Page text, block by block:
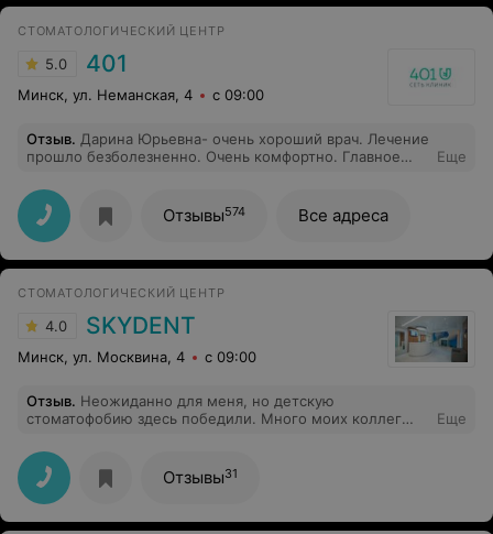
СТОМАТОЛОГИЧЕСКИЙ ЦЕНТР
5.0 401
Минск, ул. Неманская, 4 с 09:00
Отзыв. Дарина Юрьевна- очень хороший врач. Лечение
прошло безболезненно. Очень комфортно. Главное
Еще
Отзывы574 Все адреса
СТОМАТОЛОГИЧЕСКИЙ ЦЕНТР
4.0 SKYDENT
Минск, ул. Москвина, 4 с 09:00
Отзыв. Неожиданно для меня, но детскую
стоматофобию здесь победили. Много моих коллег
просто за уши притащили.... Я согласилась придти,
только с перспективой лечения под наркозом, благо
такой вид сервиса у них тоже есть. В итоге: сделали
чистку, вылечили за несколько посещений зубы,
которые требовали внимания и удалили «вросший в
Еще
Отзывы31